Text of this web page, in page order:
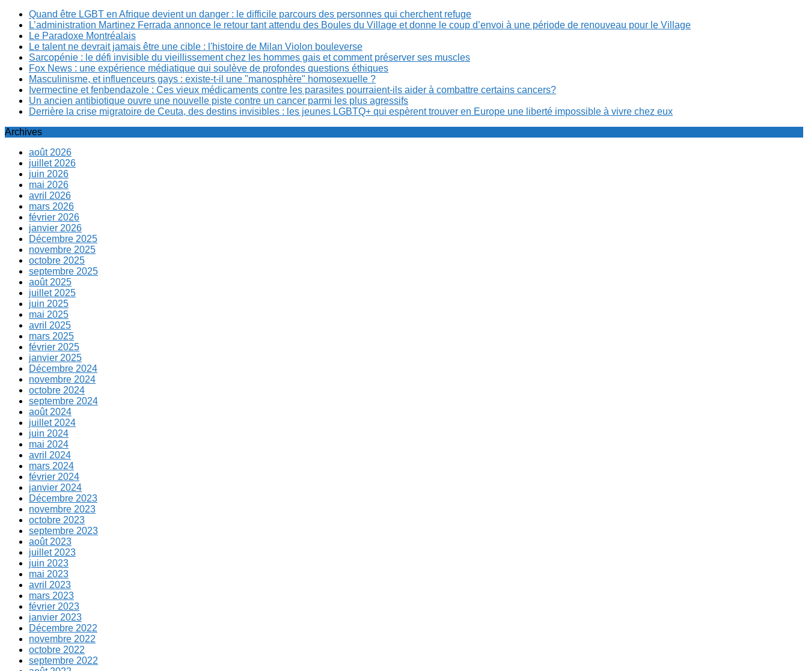
Quand être LGBT en Afrique devient un danger : le difficile parcours des personnes qui cherchent refuge
L’administration Martinez Ferrada annonce le retour tant attendu des Boules du Village et donne le coup d’envoi à une période de renouveau pour le Village
Le Paradoxe Montréalais
Le talent ne devrait jamais être une cible : l'histoire de Milan Violon bouleverse
Sarcopénie : le défi invisible du vieillissement chez les hommes gais et comment préserver ses muscles
Fox News : une expérience médiatique qui soulève de profondes questions éthiques
Masculinisme, et influenceurs gays : existe-t-il une "manosphère" homosexuelle ?
Ivermectine et fenbendazole : Ces vieux médicaments contre les parasites pourraient-ils aider à combattre certains cancers?
Un ancien antibiotique ouvre une nouvelle piste contre un cancer parmi les plus agressifs
Derrière la crise migratoire de Ceuta, des destins invisibles : les jeunes LGBTQ+ qui espèrent trouver en Europe une liberté impossible à vivre chez eux
Archives
août 2026
juillet 2026
juin 2026
mai 2026
avril 2026
mars 2026
février 2026
janvier 2026
Décembre 2025
novembre 2025
octobre 2025
septembre 2025
août 2025
juillet 2025
juin 2025
mai 2025
avril 2025
mars 2025
février 2025
janvier 2025
Décembre 2024
novembre 2024
octobre 2024
septembre 2024
août 2024
juillet 2024
juin 2024
mai 2024
avril 2024
mars 2024
février 2024
janvier 2024
Décembre 2023
novembre 2023
octobre 2023
septembre 2023
août 2023
juillet 2023
juin 2023
mai 2023
avril 2023
mars 2023
février 2023
janvier 2023
Décembre 2022
novembre 2022
octobre 2022
septembre 2022